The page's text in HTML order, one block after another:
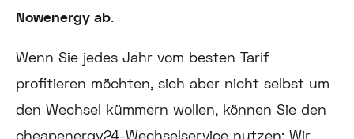
Nowenergy ab.
Wenn Sie jedes Jahr vom besten Tarif
profitieren möchten, sich aber nicht selbst um
den Wechsel kümmern wollen, können Sie den
cheapenergy24-Wechselservice nutzen: Wir